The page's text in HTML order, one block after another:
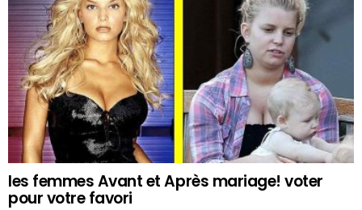
les femmes Avant et Après mariage! voter
pour votre favori